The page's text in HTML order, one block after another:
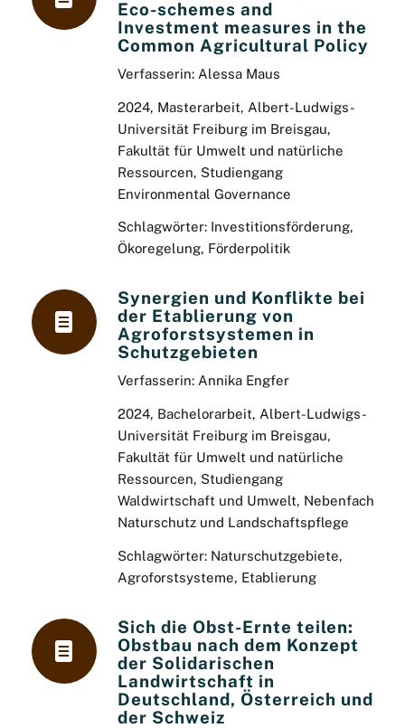
Eco-schemes and
Investment measures in the
Common Agricultural Policy
Verfasserin: Alessa Maus
2024, Masterarbeit, Albert-Ludwigs-
Universität Freiburg im Breisgau,
Fakultät für Umwelt und natürliche
Ressourcen, Studiengang
Environmental Governance
Schlagwörter: Investitionsförderung,
Ökoregelung, Förderpolitik
Synergien und Konflikte bei
der Etablierung von
Agroforstsystemen in
Schutzgebieten
Verfasserin: Annika Engfer
2024, Bachelorarbeit, Albert-Ludwigs-
Universität Freiburg im Breisgau,
Fakultät für Umwelt und natürliche
Ressourcen, Studiengang
Waldwirtschaft und Umwelt, Nebenfach
Naturschutz und Landschaftspflege
Schlagwörter: Naturschutzgebiete,
Agroforstsysteme, Etablierung
Sich die Obst-Ernte teilen:
Obstbau nach dem Konzept
der Solidarischen
Landwirtschaft in
Deutschland, Österreich und
der Schweiz